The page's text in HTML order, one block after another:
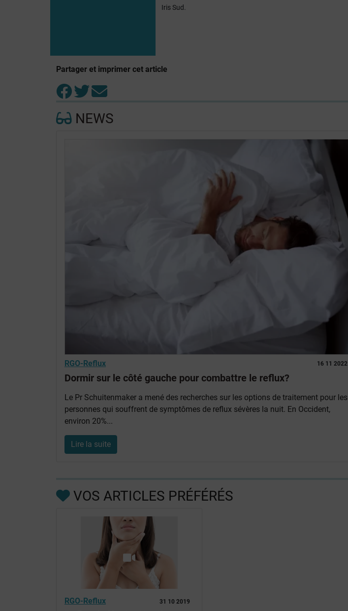
Iris Sud.
Partager et imprimer cet article
NEWS
16 11 2022
RGO-Reflux
Dormir sur le côté gauche pour combattre le reflux?
Le Pr Schuitenmaker a mené des recherches sur les options de traitement pour les
personnes qui souffrent de symptômes de reflux sévères la nuit. En Occident,
environ 20%...
Lire la suite
VOS ARTICLES PRÉFÉRÉS
31 10 2019
RGO-Reflux